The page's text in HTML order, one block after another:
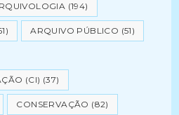
(194)
ARQUIVO PÚBLICO (51)
(CI) (37)
CONSERVAÇÃO (82)